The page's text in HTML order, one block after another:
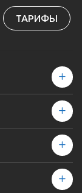
ТАРИФЫ